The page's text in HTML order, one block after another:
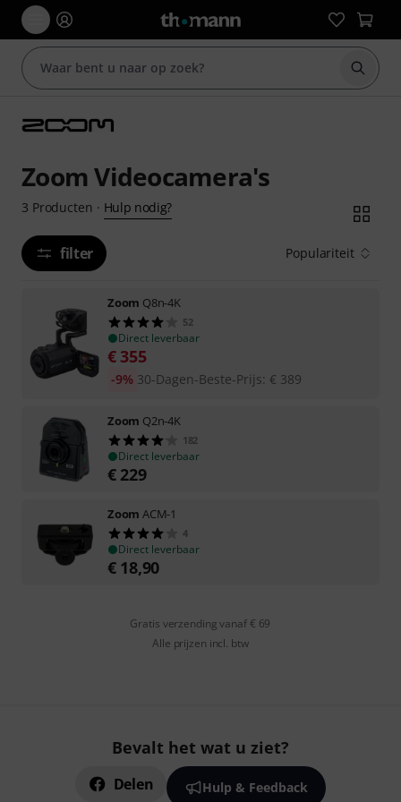
Zoek
Zoom Videocamera's
3 Producten · Hulp nodig?
filter Populariteit
Zoom Q8n-4K
52
Direct leverbaar
€ 355
30-Dagen-Beste-Prijs: € 389
-9%
Zoom Q2n-4K
182
Direct leverbaar
€ 229
Zoom ACM-1
4
Direct leverbaar
€ 18,90
Gratis verzending vanaf € 69
Alle prijzen incl. btw
Bevalt het wat u ziet?
Delen Hulp & Feedback